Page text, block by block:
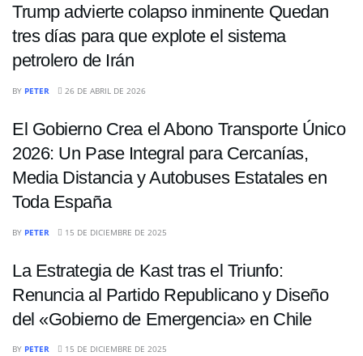
Trump advierte colapso inminente Quedan
tres días para que explote el sistema
petrolero de Irán
BY PETER 26 DE ABRIL DE 2026
El Gobierno Crea el Abono Transporte Único
2026: Un Pase Integral para Cercanías,
Media Distancia y Autobuses Estatales en
Toda España
BY PETER 15 DE DICIEMBRE DE 2025
La Estrategia de Kast tras el Triunfo:
Renuncia al Partido Republicano y Diseño
del «Gobierno de Emergencia» en Chile
BY PETER 15 DE DICIEMBRE DE 2025